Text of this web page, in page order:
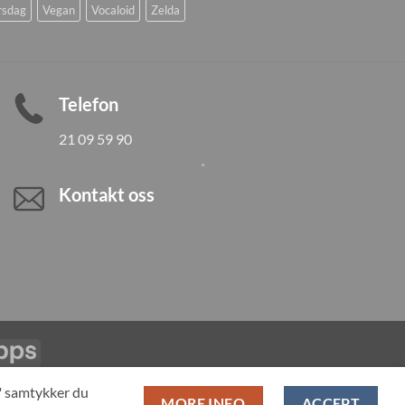
Vegan Vocaloid Zelda
Telefon
21 09 59 90
Kontakt oss
Vipps
PRODUCTS
samtykker du